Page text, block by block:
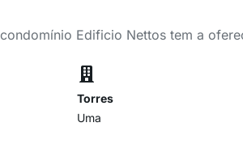
Edificio Nettos tem a
Torres
Uma